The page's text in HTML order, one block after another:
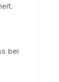
bei